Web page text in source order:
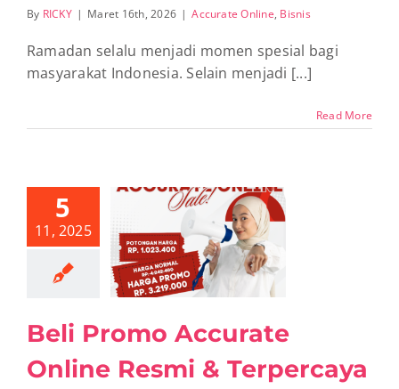
By RICKY | Maret 16th, 2026 | Accurate Online, Bisnis
Ramadan selalu menjadi momen spesial bagi
masyarakat Indonesia. Selain menjadi [...]
Read More
5
11, 2025
Promo
Online
&
Beli Promo Accurate
Online Resmi & Terpercaya